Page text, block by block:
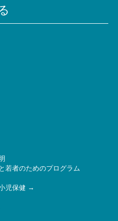
若者のためのプログラム
児保健